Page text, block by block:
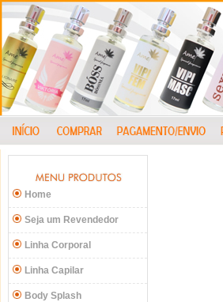
Home
Seja um Revendedor
Linha Corporal
Linha Capilar
Body Splash